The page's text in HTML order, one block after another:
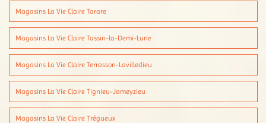
Magasins La Vie Claire Tarare
Magasins La Vie Claire Tassin-la-Demi-Lune
Magasins La Vie Claire Terrasson-Lavilledieu
Magasins La Vie Claire Tignieu-Jameyzieu
Magasins La Vie Claire Trégueux